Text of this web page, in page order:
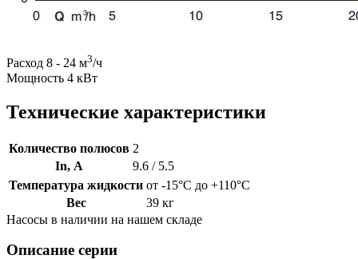
Расход 8 - 24 м3/ч
Мощность 4 кВт
Технические характеристики
Количество полюсов 2
In, А
9.6 / 5.5
Температура жидкости от -15°C до +110°C
Вес
39 кг
Насосы в наличии на нашем складе
Описание серии